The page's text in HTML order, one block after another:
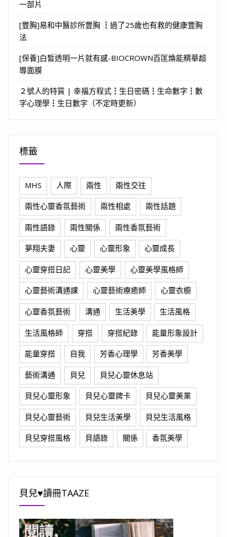
一部片
[豐胸]易和中醫診所豐胸 ┇過了25歲也有救的健康豐胸
法
[保養]白皙透明一片就有感-BIOCROWN百匡煥能精華超
導面膜
２號人的特質 | 幸福方程式┇生日密碼┇生命數字┇數
字心理學┇生日數字（不定時更新）
標籤
MHS 人際 兩性 兩性交往
兩性心靈香氛藝術 兩性相處 兩性話題
兩性語錄 兩性關係 兩性香氛藝術
夢翔夫妻 心靈 心靈形象 心靈成長
心靈穿搭日記 心靈美學 心靈美學風格師
心靈藝術溝通課 心靈藝術療癒師 心靈衣櫥
心靈香氛藝術 溝通 生活美學 生活風格
生活風格師 穿搭 穿搭紀錄 能量形象設計
能量穿搭 自我 芳香心理學 芳香美學
藝術溝通 貝兒 貝兒心靈休息站
貝兒心靈形象 貝兒心靈牌卡 貝兒心靈美業
貝兒心靈藝術 貝兒生活美學 貝兒生活風格
貝兒穿搭風格 貝語錄 關係 香氛美學
貝兒♥讀冊TAAZE